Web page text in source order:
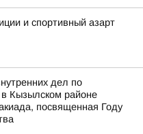
и спортивный азарт
дел по
Кызылском районе
посвященная Году